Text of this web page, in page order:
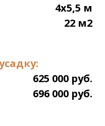
4х5,5 м
22 м2
625 000 руб.
696 000 руб.